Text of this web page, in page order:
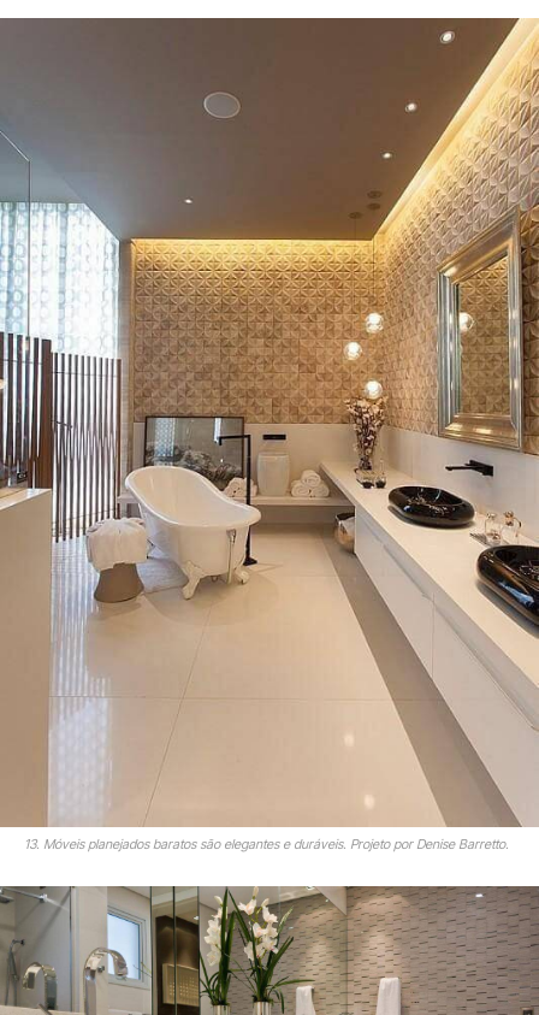
13. Móveis planejados baratos são elegantes e duráveis. Projeto por Denise Barretto.